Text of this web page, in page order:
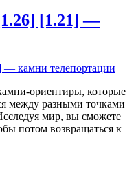
[1.21] —
ориентиры, которые
между разными точками
мир, вы сможете
потом возвращаться к